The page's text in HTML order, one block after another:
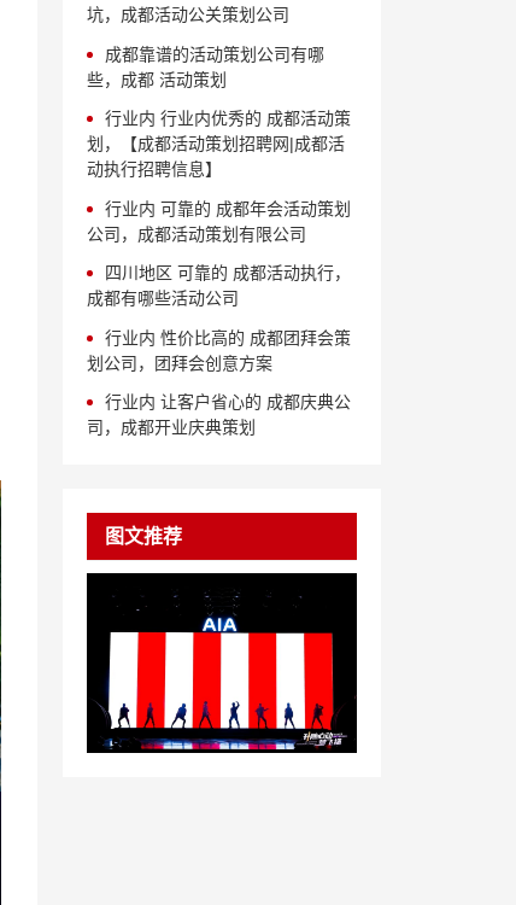
坑，成都活动公关策划公司
成都靠谱的活动策划公司有哪
些，成都 活动策划
行业内 行业内优秀的 成都活动策
划，【成都活动策划招聘网|成都活
动执行招聘信息】
行业内 可靠的 成都年会活动策划
公司，成都活动策划有限公司
四川地区 可靠的 成都活动执行，
成都有哪些活动公司
行业内 性价比高的 成都团拜会策
划公司，团拜会创意方案
行业内 让客户省心的 成都庆典公
司，成都开业庆典策划
图文推荐